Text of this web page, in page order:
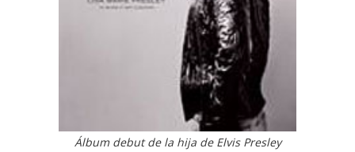
Álbum debut de la hija de Elvis Presley